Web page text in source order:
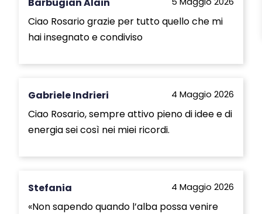
Barbugian Alain
Ciao Rosario grazie per tutto quello che mi
hai insegnato e condiviso
Gabriele Indrieri 4 Maggio 2026
Ciao Rosario, sempre attivo pieno di idee e di
energia sei così nei miei ricordi.
Stefania 4 Maggio 2026
«Non sapendo quando l’alba possa venire